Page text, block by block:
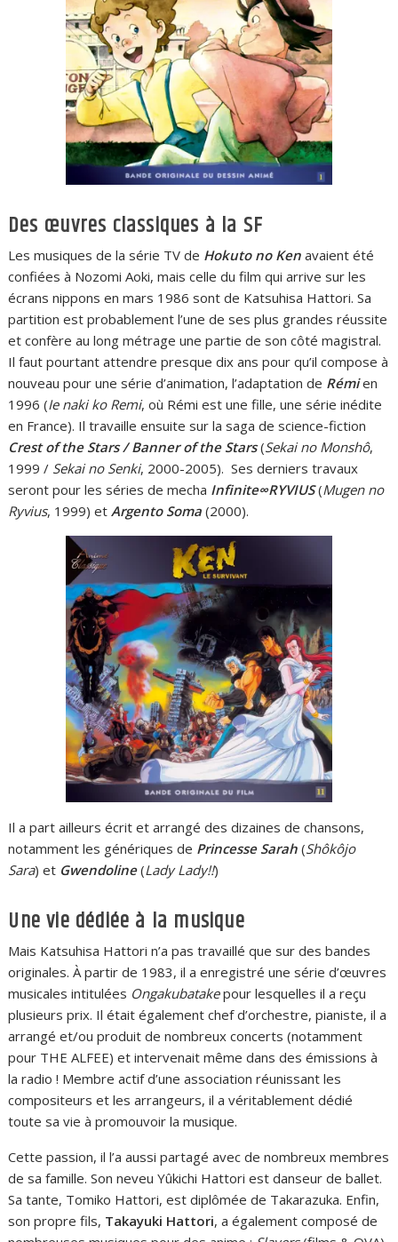
Des œuvres classiques à la SF
Les musiques de la série TV de Hokuto no Ken avaient été
confiées à Nozomi Aoki, mais celle du film qui arrive sur les
écrans nippons en mars 1986 sont de Katsuhisa Hattori. Sa
partition est probablement l’une de ses plus grandes réussite
et confère au long métrage une partie de son côté magistral.
Il faut pourtant attendre presque dix ans pour qu’il compose à
nouveau pour une série d’animation, l’adaptation de Rémien
1996 (Ie naki ko Remi, où Rémi est une fille, une série inédite
en France). Il travaille ensuite sur la saga de science-fiction
Crest of the Stars / Banner of the Stars(Sekai no Monshô,
1999 / Sekai no Senki, 2000-2005). Ses derniers travaux
seront pour les séries de mecha Infinite∞RYVIUS(Mugen no
Ryvius, 1999) etArgento Soma (2000).
Il a part ailleurs écrit et arrangé des dizaines de chansons,
notamment les génériques de Princesse Sarah (Shôkôjo
Sara) et Gwendoline(Lady Lady!!)
Une vie dédiée à la musique
Mais Katsuhisa Hattori n’a pas travaillé que sur des bandes
originales. À partir de 1983, il a enregistré une série d’œuvres
musicales intitulées Ongakubatakepour lesquelles il a reçu
plusieurs prix. Il était également chef d’orchestre, pianiste, il a
arrangé et/ou produit de nombreux concerts (notamment
pour THE ALFEE) et intervenait même dans des émissions à
la radio ! Membre actif d’une association réunissant les
compositeurs et les arrangeurs, il a véritablement dédié
toute sa vie à promouvoir la musique.
Cette passion, il l’a aussi partagé avec de nombreux membres
de sa famille. Son neveu Yûkichi Hattori est danseur de ballet.
Sa tante, Tomiko Hattori, est diplômée de Takarazuka. Enfin,
son propre fils, Takayuki Hattori, a également composé de